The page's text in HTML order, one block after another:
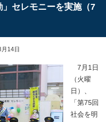
」セレモニーを実施（7
14日
7月1日
（火曜
日）、
「第75回
社会を明